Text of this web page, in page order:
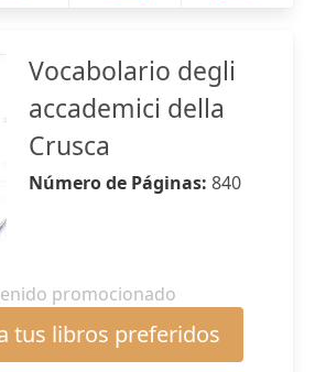
Vocabolario degli
accademici della
Crusca
Número de Páginas: 840
promocionado
tus libros preferidos